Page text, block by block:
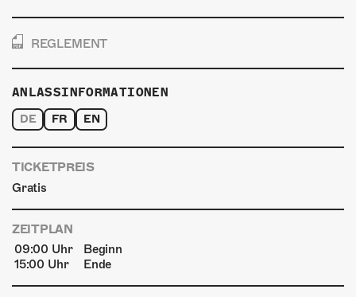
REGLEMENT
ANLASSINFORMATIONEN
DE FR EN
TICKETPREIS
Gratis
ZEITPLAN
09:00 Uhr
Beginn
15:00 Uhr
Ende